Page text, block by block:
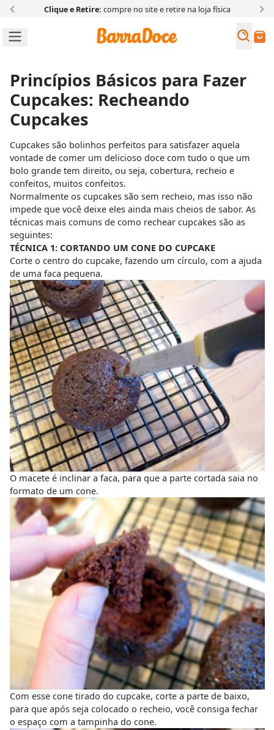
Clique e Retire: compre no site e retire na loja física
Buscar
Princípios Básicos para Fazer
Cupcakes: Recheando
Cupcakes
Cupcakes são bolinhos perfeitos para satisfazer aquela
vontade de comer um delicioso doce com tudo o que um
bolo grande tem direito, ou seja, cobertura, recheio e
confeitos, muitos confeitos.
Normalmente os cupcakes são sem recheio, mas isso não
impede que você deixe eles ainda mais cheios de sabor. As
técnicas mais comuns de como rechear cupcakes são as
seguintes:
TÉCNICA 1: CORTANDO UM CONE DO CUPCAKE
Corte o centro do cupcake, fazendo um círculo, com a ajuda
de uma faca pequena.
O macete é inclinar a faca, para que a parte cortada saia no
formato de um cone.
Com esse cone tirado do cupcake, corte a parte de baixo,
para que após seja colocado o recheio, você consiga fechar
o espaço com a tampinha do cone.